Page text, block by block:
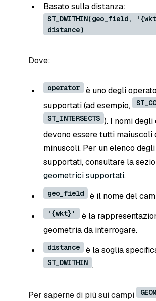
Basato sulla distanza:
ST_DWITHIN(geo_field,
distance)
Dove:
operator
è uno degli
supportati (ad esempio,
ST_INTERSECTS ). I nomi
devono essere tutti maiuscoli
minuscoli. Per un elenco
supportati, consultare la
geometrici supportati.
geo_field è il nome del
'{wkt}'
è la
geometria da interrogare.
distance è la soglia
ST_DWITHIN .
Per saperne di più sui campi